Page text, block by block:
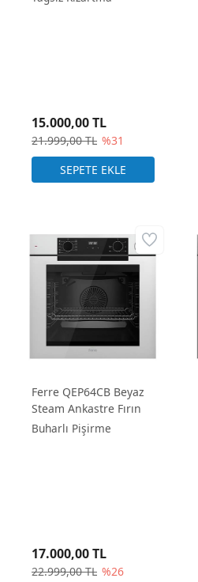
21.999,00 TL %31
15.000,00 TL
Ferre QEP64CB Beyaz
Steam Ankastre Fırın
Buharlı Pişirme
22.999,00 TL %26
17.000,00 TL